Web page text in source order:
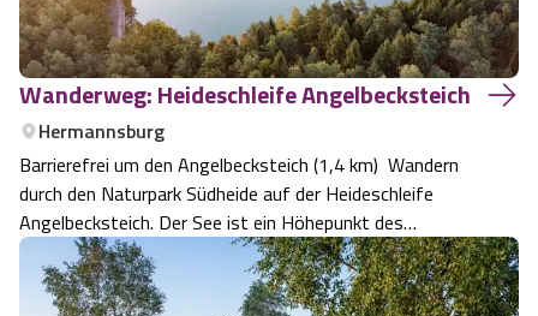
Wanderweg: Heideschleife Angelbecksteich
Hermannsburg
Barrierefrei um den Angelbecksteich (1,4 km) Wandern
durch den Naturpark Südheide auf der Heideschleife
Angelbecksteich. Der See ist ein Höhepunkt des
Wanderweges.